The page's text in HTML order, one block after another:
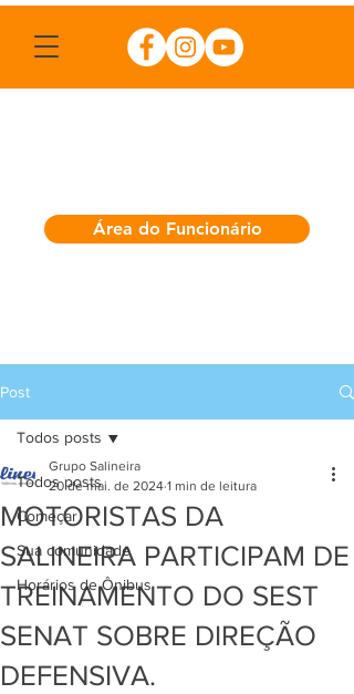
Área do Funcionário
Post
Todos posts
Começar
Sua comunidade
Horários de Ônibus
Todos posts
MOTORISTAS DA
SALINEIRA PARTICIPAM DE
TREINAMENTO DO SEST
SENAT SOBRE DIREÇÃO
DEFENSIVA.
Grupo Salineira
20 de mai. de 2024 1 min de leitura